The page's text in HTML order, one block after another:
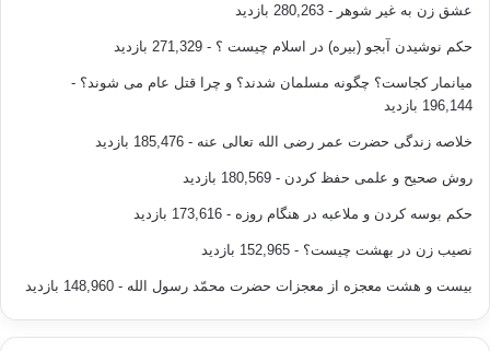
عشق زن به غیر شوهر - 280,263 بازدید
حکم نوشیدن آبجو (بیره) در اسلام چیست ؟ - 271,329 بازدید
میانمار کجاست؟ چگونه مسلمان شدند؟ و چرا قتل عام می شوند؟ -
196,144 بازدید
خلاصه زندگی حضرت عمر رضی الله تعالی عنه - 185,476 بازدید
روش صحیح و علمی حفظ کردن - 180,569 بازدید
حکم بوسه کردن و ملاعبه در هنگام روزه - 173,616 بازدید
نصیب زن در بهشت چیست؟ - 152,965 بازدید
بیست و هشت معجزه از معجزات حضرت محمّد رسول الله - 148,960 بازدید